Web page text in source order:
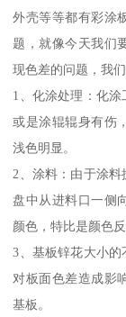
外壳等等都有彩涂
题，就像今天我们
现色差的问题，我
1、化涂处理：化涂
或是涂辊辊身有伤
浅色明显。
2、涂料：由于涂
盘中从进料口一侧
颜色，特比是颜色
3、基板锌花大小的
对板面色差造成影
基板。